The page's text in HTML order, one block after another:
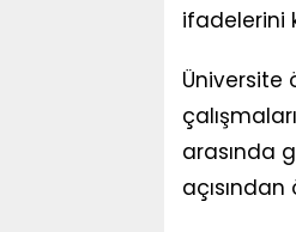
ifadelerini
Üniversite
arasında